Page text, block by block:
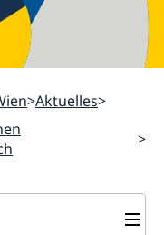
Aktuelles